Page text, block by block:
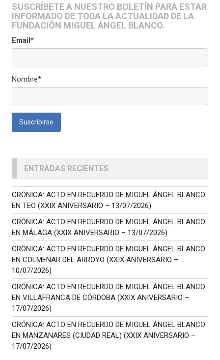
SUSCRÍBETE A NUESTRO BOLETÍN PARA ESTAR
INFORMADO DE TODA LA ACTUALIDAD DE LA
FUNDACIÓN MIGUEL ÁNGEL BLANCO.
Email*
Nombre*
ENTRADAS RECIENTES
CRÓNICA: ACTO EN RECUERDO DE MIGUEL ÁNGEL BLANCO
EN TEO (XXIX ANIVERSARIO – 13/07/2026)
CRÓNICA: ACTO EN RECUERDO DE MIGUEL ÁNGEL BLANCO
EN MÁLAGA (XXIX ANIVERSARIO – 13/07/2026)
CRÓNICA: ACTO EN RECUERDO DE MIGUEL ÁNGEL BLANCO
EN COLMENAR DEL ARROYO (XXIX ANIVERSARIO –
10/07/2026)
CRÓNICA: ACTO EN RECUERDO DE MIGUEL ÁNGEL BLANCO
EN VILLAFRANCA DE CÓRDOBA (XXIX ANIVERSARIO –
17/07/2026)
CRÓNICA: ACTO EN RECUERDO DE MIGUEL ÁNGEL BLANCO
EN MANZANARES (CIUDAD REAL) (XXIX ANIVERSARIO –
17/07/2026)